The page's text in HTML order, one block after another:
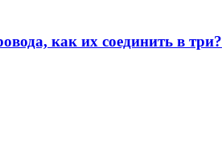
как их соединить в три?